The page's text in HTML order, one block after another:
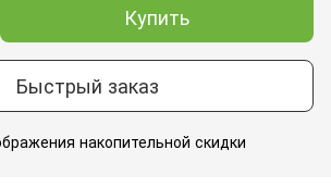
Купить
Быстрый заказ
накопительной скидки